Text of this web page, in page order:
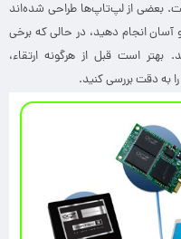
بعضی از لپ‌تاپ‌ها طراحی شده‌اند
آسان انجام دهید، در حالی که برخی
بهتر است قبل از هرگونه ارتقاء،
به دقت بررسی کنید.